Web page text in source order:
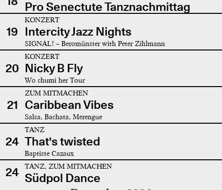
Pro Senectute Tanznachmittag
19
KONZERT
Intercity Jazz Nights
SIGNAL! – Beromünster with Peter Zihlmann
20
KONZERT
Nicky B Fly
Wo chumi her Tour
21
ZUM MITMACHEN
Caribbean Vibes
Salsa, Bachata, Merengue
24
TANZ
That's twisted
Baptiste Cazaux
24 TANZ, ZUM MITMACHEN
Südpol Dance